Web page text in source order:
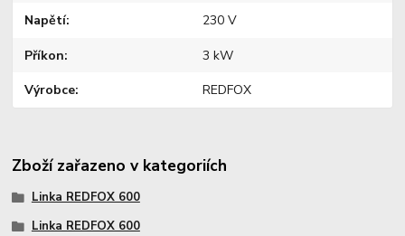
Napětí 230 V
Příkon 3 kW
Výrobce REDFOX
Zboží zařazeno v kategoriích
Linka REDFOX 600
Linka REDFOX 600